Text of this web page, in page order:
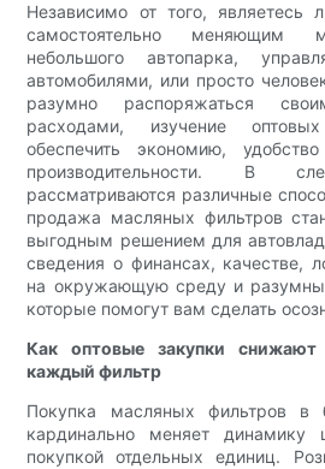
Независимо от того, являетесь
самостоятельно меняющим
небольшого автопарка,
автомобилями, или просто
разумно распоряжаться
расходами, изучение
обеспечить экономию,
производительности. В
рассматриваются различные
продажа масляных фильтров
выгодным решением для
сведения о финансах, качестве,
на окружающую среду и
которые помогут вам сделать
Как оптовые закупки
каждый фильтр
Покупка масляных фильтров в
кардинально меняет
покупкой отдельных единиц.